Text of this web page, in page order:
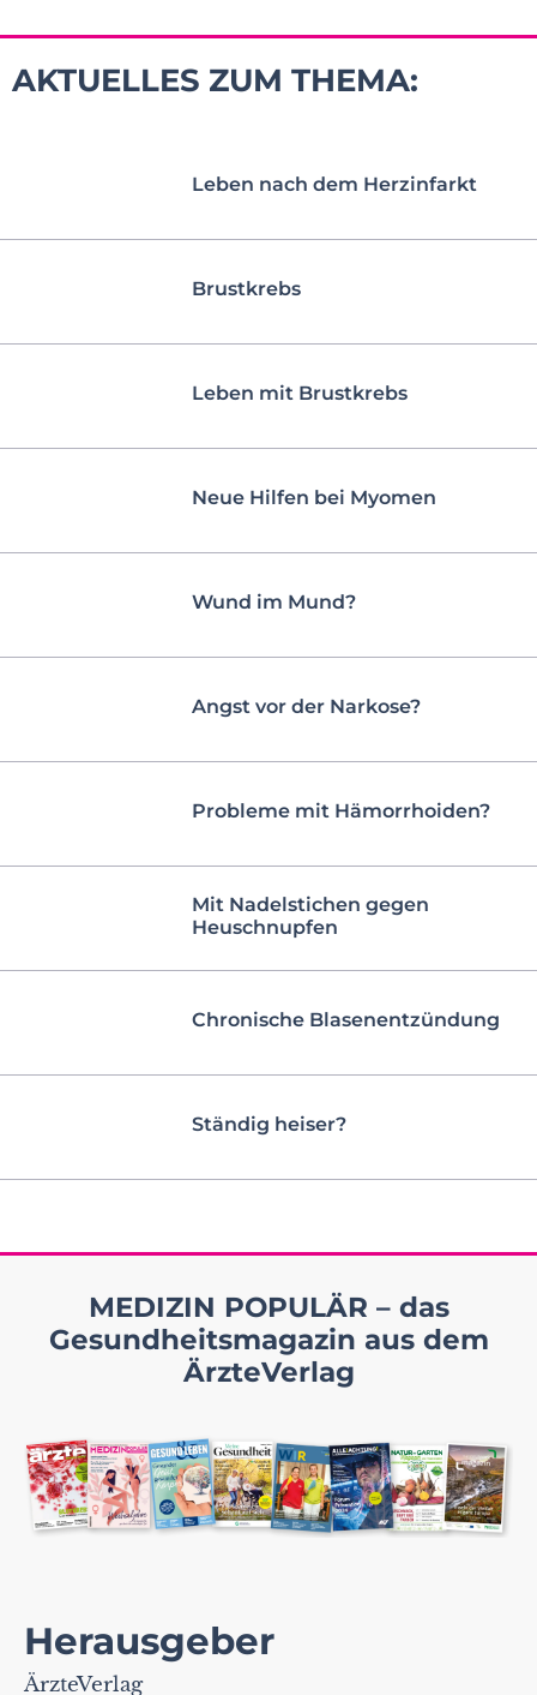
AKTUELLES ZUM THEMA:
Leben nach dem Herzinfarkt
Brustkrebs
Leben mit Brustkrebs
Neue Hilfen bei Myomen
Wund im Mund?
Angst vor der Narkose?
Probleme mit Hämorrhoiden?
Mit Nadelstichen gegen
Heuschnupfen
Chronische Blasenentzündung
Ständig heiser?
MEDIZIN POPULÄR – das
Gesundheitsmagazin aus dem
ÄrzteVerlag
Herausgeber
ÄrzteVerlag